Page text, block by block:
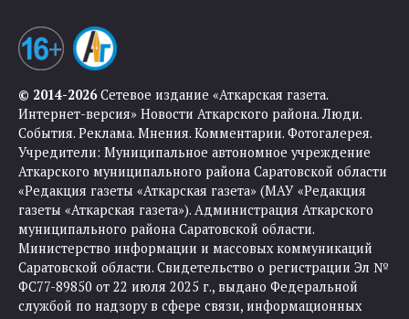
© 2014-2026Сетевое издание «Аткарская газета.
Интернет-версия» Новости Аткарского района. Люди.
События. Реклама. Мнения. Комментарии. Фотогалерея.
Учредители: Муниципальное автономное учреждение
Аткарского муниципального района Саратовской области
«Редакция газеты «Аткарская газета» (МАУ «Редакция
газеты «Аткарская газета»). Администрация Аткарского
муниципального района Саратовской области.
Министерство информации и массовых коммуникаций
Саратовской области. Свидетельство о регистрации Эл №
ФС77-89850 от 22 июля 2025 г., выдано Федеральной
службой по надзору в сфере связи, информационных